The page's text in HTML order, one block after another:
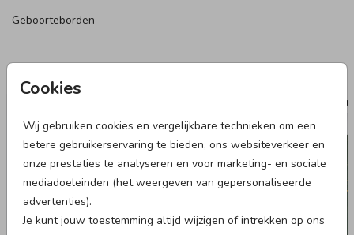
Cookies
Wij gebruiken cookies en vergelijkbare technieken om een
betere gebruikerservaring te bieden, ons websiteverkeer en
onze prestaties te analyseren en voor marketing- en sociale
mediadoeleinden (het weergeven van gepersonaliseerde
advertenties).
Je kunt jouw toestemming altijd wijzigen of intrekken op ons
Geboorteborden